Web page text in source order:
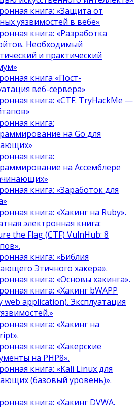
книга: «Защита от
уязвимостей в вебе»
книга: «Разработка
Необходимый
и практический
книга «Пост-
веб-сервера»
книга: «CTF. TryHackMe —
книга:
на Go для
книга:
на Ассемблере
книга: «Заработок для
книга: «Хакинг на Ruby».
электронная книга:
the Flag (CTF) VulnHub: 8
книга: «Библия
Этичного хакера».
книга: «Основы хакинга».
книга: «Хакинг bWAPP
web application). Эксплуатация
книга: «Хакинг на
книга: «Хакерские
на PHP8».
книга: «Kali Linux для
(базовый уровень)».
книга: «Хакинг DVWA.